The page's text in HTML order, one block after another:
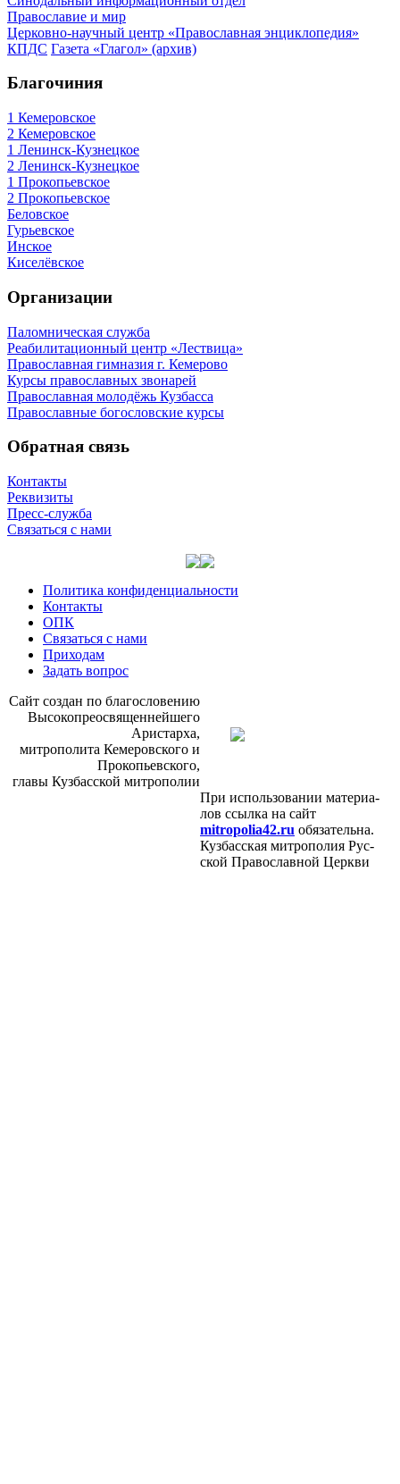
Православие и мир
Церковно-научный центр «Православная энциклопедия»
КПДС Газета «Глагол» (архив)
Благочиния
1 Кемеровское
2 Кемеровское
1 Ленинск-Кузнецкое
2 Ленинск-Кузнецкое
1 Прокопьевское
2 Прокопьевское
Беловское
Гурьевское
Инское
Киселёвское
Организации
Паломническая служба
Реабилитационный центр «Лествица»
Православная гимназия г. Кемерово
Курсы православных звонарей
Православная молодёжь Кузбасса
Православные богословские курсы
Обратная связь
Контакты
Реквизиты
Пресс-служба
Связаться с нами
Политика конфиденциальности
Контакты
ОПК
Связаться с нами
Приходам
Задать вопрос
Сайт со­здан по бла­го­сло­ве­нию
Вы­со­ко­прео­свя­щен­ней­ше­го
Ари­стар­ха,
мит­ро­по­ли­та Ке­ме­ров­ско­го и
Про­ко­пьев­ско­го,
гла­вы Куз­бас­ской мит­ро­по­лии
При ис­поль­зо­ва­нии ма­те­ри­а­
лов ссыл­ка на сайт
mitropolia42.ru обя­за­тель­на.
Куз­бас­ская мит­ро­по­лия Рус­
ской Пра­во­слав­ной Церк­ви